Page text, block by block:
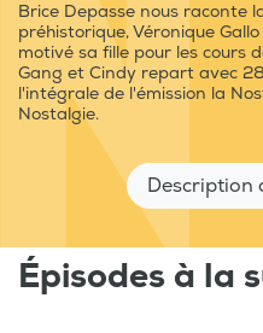
Brice Depasse nous raconte
préhistorique, Véronique
motivé sa fille pour les cours
Gang et Cindy repart avec
l'intégrale de l'émission la
Nostalgie.
Description
Épisodes à la